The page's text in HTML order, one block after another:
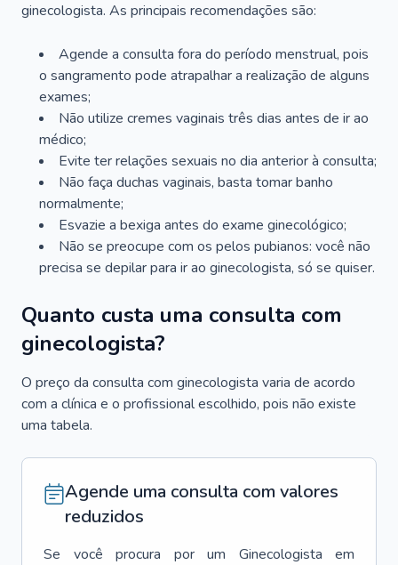
ginecologista. As principais recomendações são:
Agende a consulta fora do período menstrual, pois
o sangramento pode atrapalhar a realização de alguns
exames;
Não utilize cremes vaginais três dias antes de ir ao
médico;
Evite ter relações sexuais no dia anterior à consulta;
Não faça duchas vaginais, basta tomar banho
normalmente;
Esvazie a bexiga antes do exame ginecológico;
Não se preocupe com os pelos pubianos: você não
precisa se depilar para ir ao ginecologista, só se quiser.
Quanto custa uma consulta com
ginecologista?
O preço da consulta com ginecologista varia de acordo
com a clínica e o profissional escolhido, pois não existe
uma tabela.
Agende uma consulta com valores
reduzidos
Se você procura por um Ginecologista
em